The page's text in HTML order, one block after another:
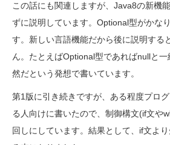
この話にも関連しますが、Java8の新機
ずに説明しています。Optional型がかな
す。新しい言語機能だから後に説明する
ん。たとえばOptional型であればnullと
然だという発想で書いています。
第1版に引き続きですが、ある程度プロ
る人向けに書いたので、制御構文(if文や
回しにしています。結果として、if文よ